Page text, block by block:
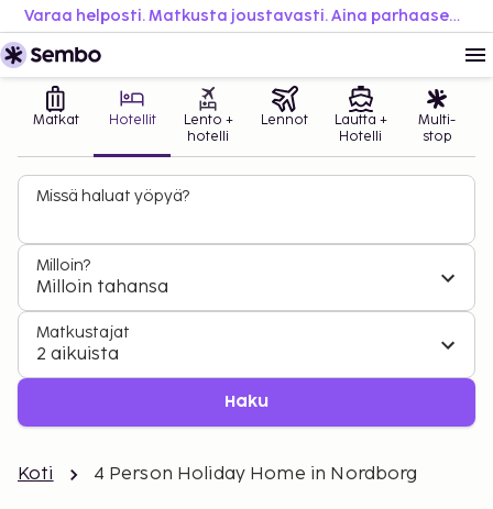
Varaa helposti. Matkusta joustavasti. Aina parhaaseen hintaan.
Matkat Hotellit
Lento +
hotelli
Lennot
Lautta +
Hotelli
Multi-
stop
Missä haluat yöpyä?
Milloin?
Milloin tahansa
Matkustajat
2 aikuista
Haku
Koti 4 Person Holiday Home in Nordborg